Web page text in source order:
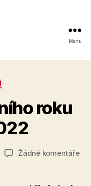
Menu
roku
Žádné komentářeu